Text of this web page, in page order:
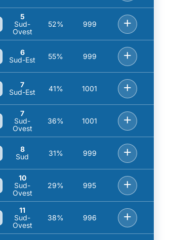
5
Sud-
Ovest
52% 999 +
6
Sud-Est
55% 999 +
7
Sud-Est
41% 1001 +
7
Sud-
Ovest
36% 1001 +
8
Sud
31% 999 +
10
Sud-
Ovest
29% 995 +
11
Sud-
Ovest
38% 996 +